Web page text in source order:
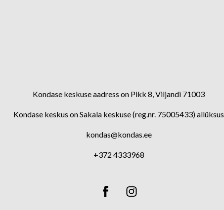
Kondase keskuse aadress on Pikk 8, Viljandi 71003
Kondase keskus on Sakala keskuse (reg.nr. 75005433) allüksus
kondas@kondas.ee
+372 4333968